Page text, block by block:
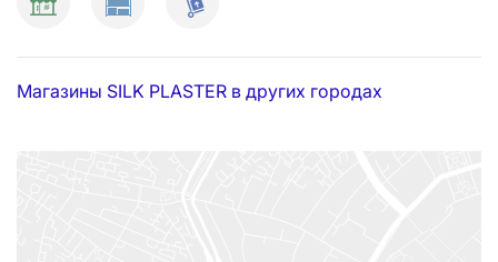
Магазины SILK PLASTER в других городах